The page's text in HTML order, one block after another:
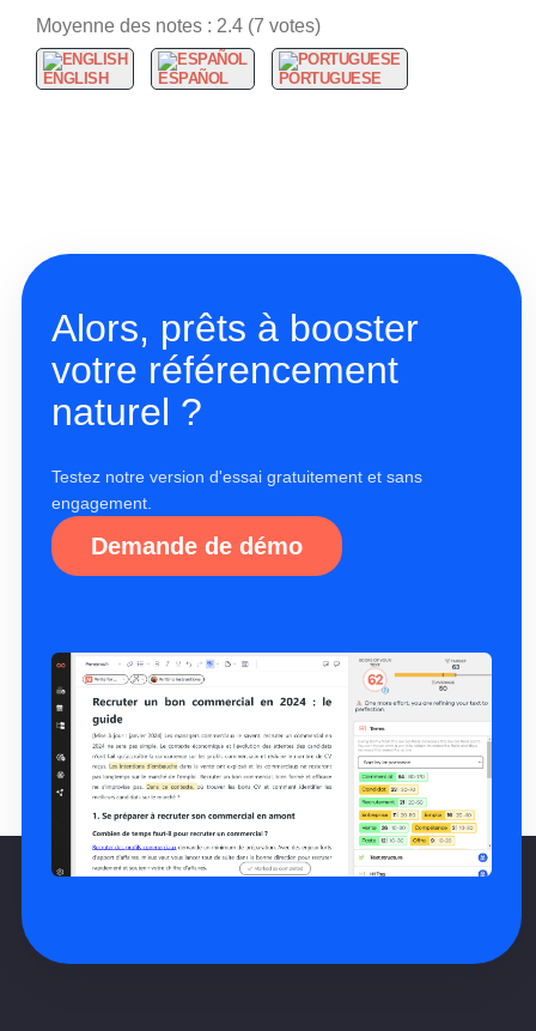
Moyenne des notes : 2.4 (7 votes)
ENGLISH ESPAÑOL PORTUGUESE
Alors, prêts à booster
votre référencement
naturel ?
Testez notre version d'essai gratuitement et sans
engagement.
Demande de démo